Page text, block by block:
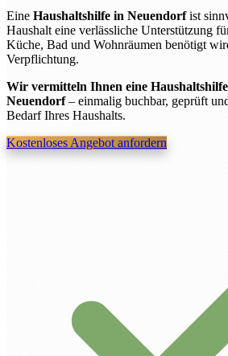
Eine Haushaltshilfe in Neuendorfist
Haushalt eine verlässliche Unterstützung
Küche, Bad und Wohnräumen benötigt
Verpflichtung.
Wir vermitteln Ihnen eine
Neuendorf– einmalig buchbar, geprüft
Bedarf Ihres Haushalts.
Kostenloses Angebot anfordern